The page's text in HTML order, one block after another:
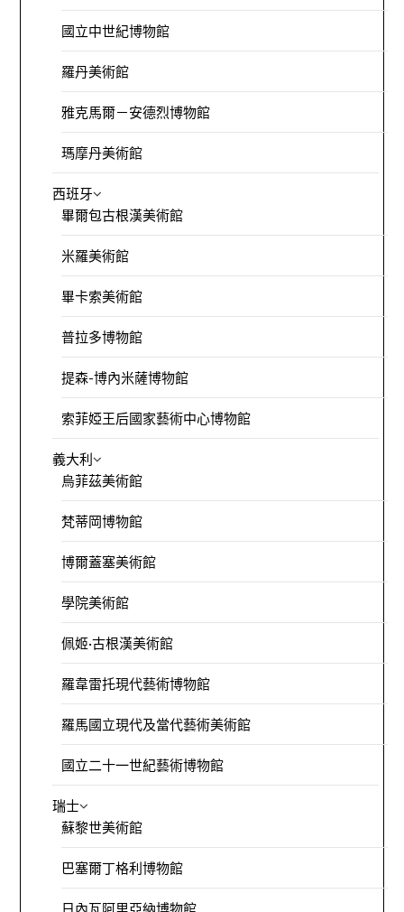
國立中世紀博物館
羅丹美術館
雅克馬爾－安德烈博物館
瑪摩丹美術館
西班牙
畢爾包古根漢美術館
米羅美術館
畢卡索美術館
普拉多博物館
提森-博內米薩博物館
索菲婭王后國家藝術中心博物館
義大利
烏菲茲美術館
梵蒂岡博物館
博爾蓋塞美術館
學院美術館
佩姬·古根漢美術館
羅韋雷托現代藝術博物館
羅馬國立現代及當代藝術美術館
國立二十一世紀藝術博物館
瑞士
蘇黎世美術館
巴塞爾丁格利博物館